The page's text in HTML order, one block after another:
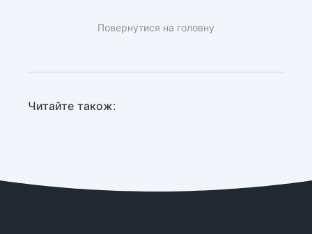
Повернутися на головну
Читайте також: